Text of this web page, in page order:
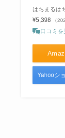
はちまるは
¥5,398
（
口コミを
Yahooシ